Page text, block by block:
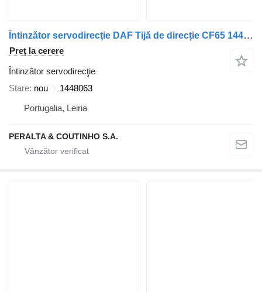
Întinzător servodirecţie DAF Tijă de direcție CF65 1448063 pentru camion DAF CF85
Preț la cerere
Întinzător servodirecţie
Stare nou
1448063
Portugalia, Leiria
PERALTA & COUTINHO S.A.